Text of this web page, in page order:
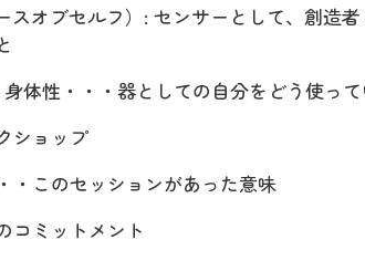
スオブセルフ）: センサーとして、創造
体性・・・器としての自分をどう使っ
ショップ
・このセッションがあった意味
コミットメント